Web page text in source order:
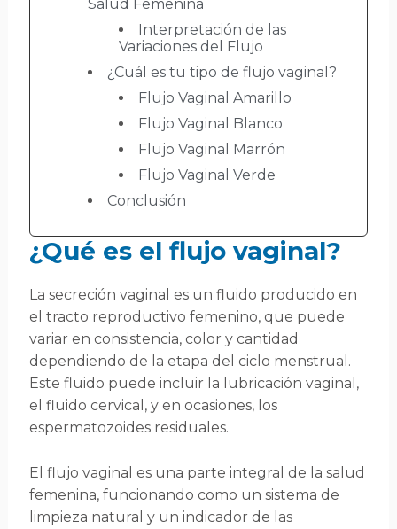
Salud Femenina
Interpretación de las
Variaciones del Flujo
¿Cuál es tu tipo de flujo vaginal?
Flujo Vaginal Amarillo
Flujo Vaginal Blanco
Flujo Vaginal Marrón
Flujo Vaginal Verde
Conclusión
¿Qué es el flujo vaginal?
La secreción vaginal es un fluido producido en
el tracto reproductivo femenino, que puede
variar en consistencia, color y cantidad
dependiendo de la etapa del ciclo menstrual.
Este fluido puede incluir la lubricación vaginal,
el fluido cervical, y en ocasiones, los
espermatozoides residuales.
El flujo vaginal es una parte integral de la salud
femenina, funcionando como un sistema de
limpieza natural y un indicador de las